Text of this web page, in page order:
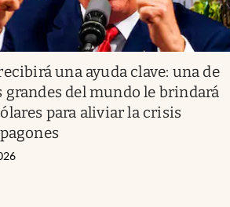
una ayuda clave: una de
grandes del mundo le brindará
para aliviar la crisis